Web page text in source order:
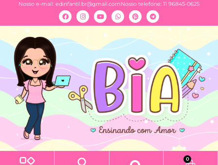
Nosso e-mail: edinfantil.br@gmail.comNosso telefone: 11 96845-0625
0